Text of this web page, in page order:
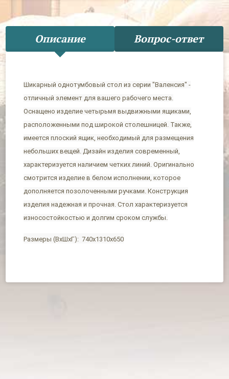
Описание Вопрос-ответ
Шикарный однотумбовый стол из серии "Валенсия" -
отличный элемент для вашего рабочего места.
Оснащено изделие четырьмя выдвижными ящиками,
расположенными под широкой столешницей. Также,
имеется плоский ящик, необходимый для размещения
небольших вещей. Дизайн изделия современный,
характеризуется наличием четких линий. Оригинально
смотрится изделие в белом исполнении, которое
дополняется позолоченными ручками. Конструкция
изделия надежная и прочная. Стол характеризуется
износостойкостью и долгим сроком службы.
Размеры (ВхШхГ): 740х1310х650